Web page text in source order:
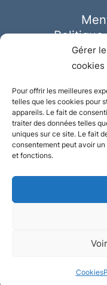
Gérer
cookies
Pour offrir les meilleures
telles que les cookies pour
appareils. Le fait de
traiter des données telles
uniques sur ce site. Le fait
consentement peut avoir
et fonctions.
Cookies
Conception et